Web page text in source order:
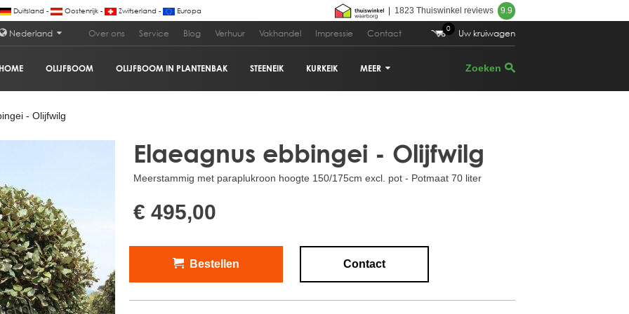
Duitsland - Oostenrijk - Zwitserland - Europa 1823 Thuiswinkel reviews 9.9
Nederland Over ons Service Blog Verhuur Vakhandel Impressie Contact 0 Uw kruiwagen
HOME OLIJFBOOM OLIJFBOOM IN PLANTENBAK STEENEIK KURKEIK MEER
PALMBOOM
CITRUSBOOM
PLANTENBAKKEN
Bestellen
€ 495,00
- Olijfwilg
Elaeagnus ebbingei - Olijfwilg
Meerstammig met paraplukroon hoogte 150/175cm excl. pot - Potmaat 70 liter
€ 495,00
Bestellen Contact